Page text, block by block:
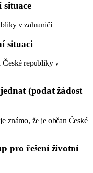
situace
v zahraničí
situaci
České republiky v
(podat žádost
známo, že je občan České
pro řešení životní